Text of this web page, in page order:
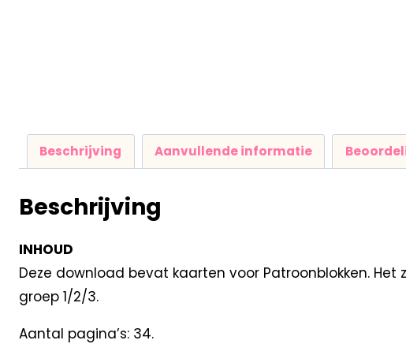
Beschrijving Aanvullende informatie
Beschrijving
INHOUD
Deze download bevat kaarten voor Patroonblokken.
groep 1/2/3.
Aantal pagina’s: 34.